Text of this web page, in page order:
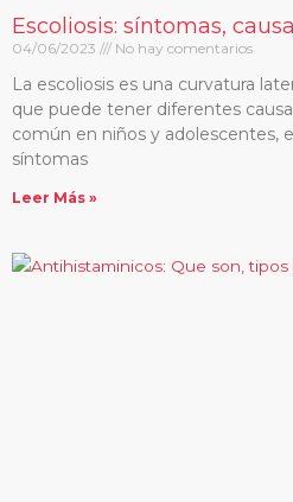
Escoliosis: síntomas,
04/06/2023 No hay comentarios
La escoliosis es una curvatura
que puede tener diferentes
común en niños y adolescentes,
síntomas
Leer Más »